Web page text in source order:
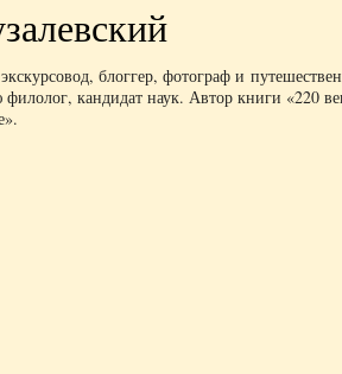
блоггер, фотограф и
кандидат наук. Автор книги «220